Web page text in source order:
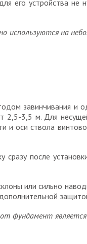
его устройства не
используются на
завинчивания и
2,5-3,5 м. Для
и оси ствола
сразу после
или сильно
фундамент